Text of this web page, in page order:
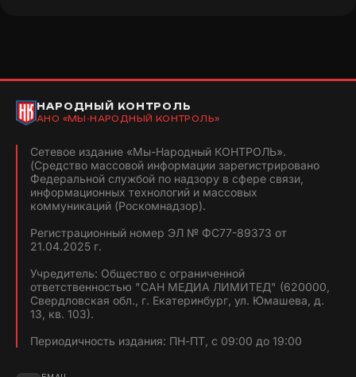
НАРОДНЫЙ КОНТРОЛЬ
АНО «МЫ-НАРОДНЫЙ КОНТРОЛЬ»
Сетевое издание «Мы-Народный КОНТРОЛЬ».
(Средство массовой информации зарегистрировано
Федеральной службой по надзору в сфере связи,
информационных технологий и массовых
коммуникаций (Роскомнадзор).
Регистрационный номер ЭЛ № ФС77-89373 от
21.04.2025 г.
Учредитель: Общество с ограниченной
ответственностью "САН МЕДИА ЛИМИТЕД" (620000,
Свердловская обл., г. Екатеринбург, ул. Юмашева, д.
13, кв. 103).
Периодичность издания: ПН-ПТ, с 09:00 до 19:00